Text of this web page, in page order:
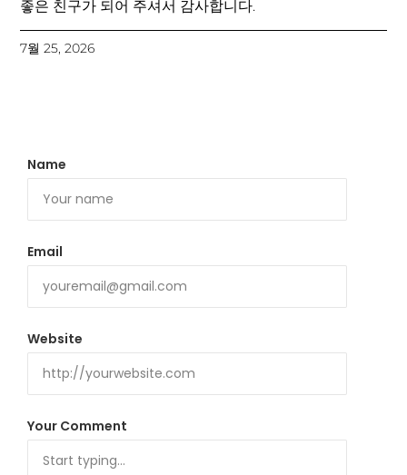
좋은 친구가 되어 주셔서 감사합니다.
7월 25, 2026
Your Comment
Name
Email
Website